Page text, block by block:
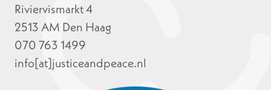
Riviervismarkt 4
2513 AM Den Haag
070 763 1499
info[at]justiceandpeace.nl